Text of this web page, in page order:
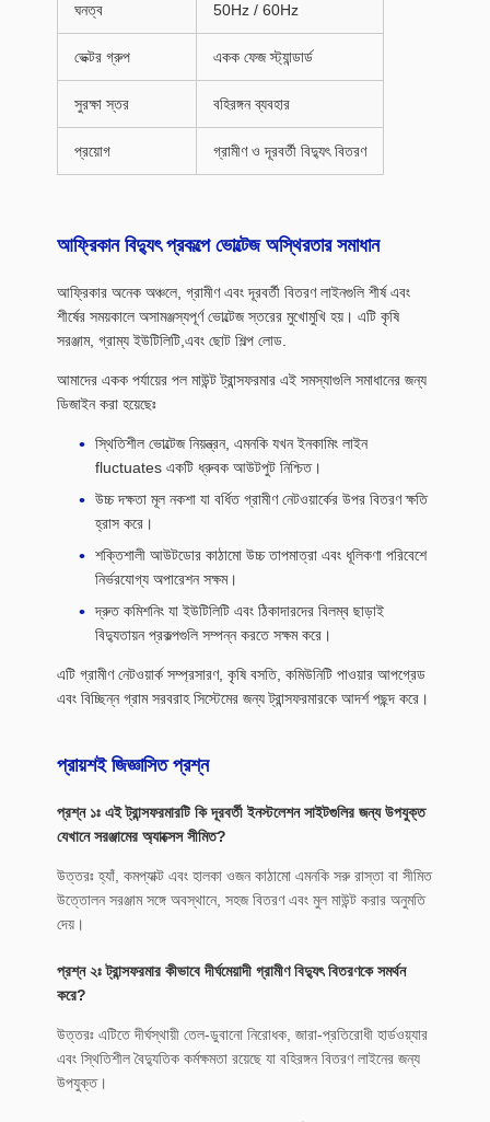
ঘনত্ব 50Hz / 60Hz
ভেক্টর গ্রুপ একক ফেজ স্ট্যান্ডার্ড
সুরক্ষা স্তর বহিরঙ্গন ব্যবহার
প্রয়োগ গ্রামীণ ও দূরবর্তী বিদ্যুৎ বিতরণ
আফ্রিকান বিদ্যুৎ প্রকল্পে ভোল্টেজ অস্থিরতার সমাধান
আফ্রিকার অনেক অঞ্চলে, গ্রামীণ এবং দূরবর্তী বিতরণ লাইনগুলি শীর্ষ এবং
শীর্ষের সময়কালে অসামঞ্জস্যপূর্ণ ভোল্টেজ স্তরের মুখোমুখি হয়। এটি কৃষি
সরঞ্জাম, গ্রাম্য ইউটিলিটি,এবং ছোট শিল্প লোড.
আমাদের একক পর্যায়ের পল মাউন্ট ট্রান্সফরমার এই সমস্যাগুলি সমাধানের জন্য
ডিজাইন করা হয়েছেঃ
স্থিতিশীল ভোল্টেজ নিয়ন্ত্রন, এমনকি যখন ইনকামিং লাইন
fluctuates একটি ধ্রুবক আউটপুট নিশ্চিত।
উচ্চ দক্ষতা মূল নকশা যা বর্ধিত গ্রামীণ নেটওয়ার্কের উপর বিতরণ ক্ষতি
হ্রাস করে।
শক্তিশালী আউটডোর কাঠামো উচ্চ তাপমাত্রা এবং ধূলিকণা পরিবেশে
নির্ভরযোগ্য অপারেশন সক্ষম।
দ্রুত কমিশনিং যা ইউটিলিটি এবং ঠিকাদারদের বিলম্ব ছাড়াই
বিদ্যুতায়ন প্রকল্পগুলি সম্পন্ন করতে সক্ষম করে।
এটি গ্রামীণ নেটওয়ার্ক সম্প্রসারণ, কৃষি বসতি, কমিউনিটি পাওয়ার আপগ্রেড
এবং বিচ্ছিন্ন গ্রাম সরবরাহ সিস্টেমের জন্য ট্রান্সফরমারকে আদর্শ পছন্দ করে।
প্রায়শই জিজ্ঞাসিত প্রশ্ন
প্রশ্ন ১ঃ এই ট্রান্সফরমারটি কি দূরবর্তী ইনস্টলেশন সাইটগুলির জন্য উপযুক্ত
যেখানে সরঞ্জামের অ্যাক্সেস সীমিত?
উত্তরঃ হ্যাঁ, কমপ্যাক্ট এবং হালকা ওজন কাঠামো এমনকি সরু রাস্তা বা সীমিত
উত্তোলন সরঞ্জাম সঙ্গে অবস্থানে, সহজ বিতরণ এবং মুল মাউন্ট করার অনুমতি
দেয়।
প্রশ্ন ২ঃ ট্রান্সফরমার কীভাবে দীর্ঘমেয়াদী গ্রামীণ বিদ্যুৎ বিতরণকে সমর্থন
করে?
উত্তরঃ এটিতে দীর্ঘস্থায়ী তেল-ডুবানো নিরোধক, জারা-প্রতিরোধী হার্ডওয়্যার
এবং স্থিতিশীল বৈদ্যুতিক কর্মক্ষমতা রয়েছে যা বহিরঙ্গন বিতরণ লাইনের জন্য
উপযুক্ত।